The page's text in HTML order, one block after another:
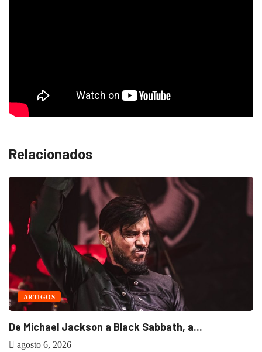
Relacionados
ARTIGOS
De Michael Jackson a Black Sabbath, a...
agosto 6, 2026